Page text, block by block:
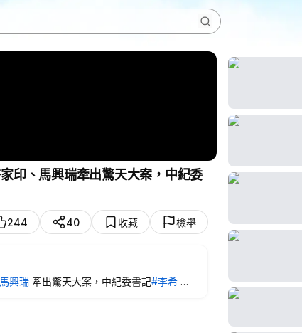
印、馬興瑞牽出驚天大案，中紀委
244 40 收藏 檢舉
興瑞 牽出驚天大案，中紀委書記#李希 面